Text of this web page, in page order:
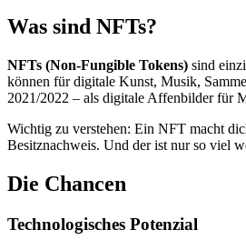
Was sind NFTs?
NFTs (Non-Fungible Tokens) sind
können für digitale Kunst, Musik,
2021/2022 – als digitale Affenbilder für
Wichtig zu verstehen: Ein NFT macht
Besitznachweis. Und der ist nur so viel
Die Chancen
Technologisches Potenzial